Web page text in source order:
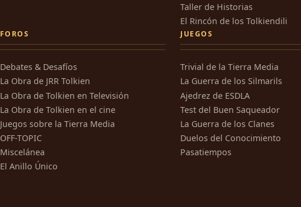
Taller de Historias
El Rincón de los Tolkiendili
FOROS
Debates & Desafíos
La Obra de JRR Tolkien
La Obra de Tolkien en Televisión
La Obra de Tolkien en el cine
Juegos sobre la Tierra Media
OFF-TOPIC
Miscelánea
El Anillo Único
JUEGOS
Trivial de la Tierra Media
La Guerra de los Silmarils
Ajedrez de ESDLA
Test del Buen Saqueador
La Guerra de los Clanes
Duelos del Conocimiento
Pasatiempos